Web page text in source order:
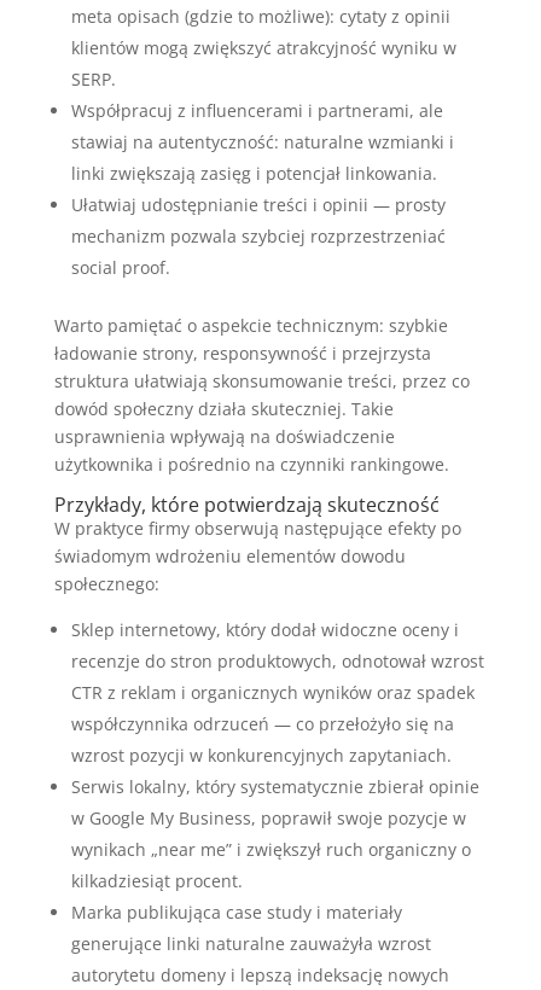
meta opisach (gdzie to możliwe): cytaty z opinii
klientów mogą zwiększyć atrakcyjność wyniku w
SERP.
Współpracuj z influencerami i partnerami, ale
stawiaj na autentyczność: naturalne wzmianki i
linki zwiększają zasięg i potencjał linkowania.
Ułatwiaj udostępnianie treści i opinii — prosty
mechanizm pozwala szybciej rozprzestrzeniać
social proof.
Warto pamiętać o aspekcie technicznym: szybkie
ładowanie strony, responsywność i przejrzysta
struktura ułatwiają skonsumowanie treści, przez co
dowód społeczny działa skuteczniej. Takie
usprawnienia wpływają na doświadczenie
użytkownika i pośrednio na czynniki rankingowe.
Przykłady, które potwierdzają skuteczność
W praktyce firmy obserwują następujące efekty po
świadomym wdrożeniu elementów dowodu
społecznego:
Sklep internetowy, który dodał widoczne oceny i
recenzje do stron produktowych, odnotował wzrost
CTR z reklam i organicznych wyników oraz spadek
współczynnika odrzuceń — co przełożyło się na
wzrost pozycji w konkurencyjnych zapytaniach.
Serwis lokalny, który systematycznie zbierał opinie
w Google My Business, poprawił swoje pozycje w
wynikach „near me” i zwiększył ruch organiczny o
kilkadziesiąt procent.
Marka publikująca case study i materiały
generujące linki naturalne zauważyła wzrost
autorytetu domeny i lepszą indeksację nowych